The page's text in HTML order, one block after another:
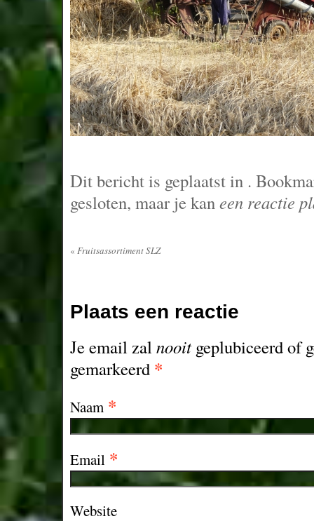
Dit bericht is geplaatst in .
gesloten, maar je kaneen reactie
« Fruitsassortiment SLZ
Plaats een reactie
Je email zalnooitgeplubiceerd of
gemarkeerd *
Naam *
Email *
Website